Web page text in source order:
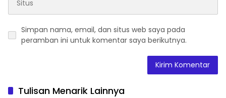
Simpan nama, email, dan situs web saya pada
peramban ini untuk komentar saya berikutnya.
Tulisan Menarik Lainnya